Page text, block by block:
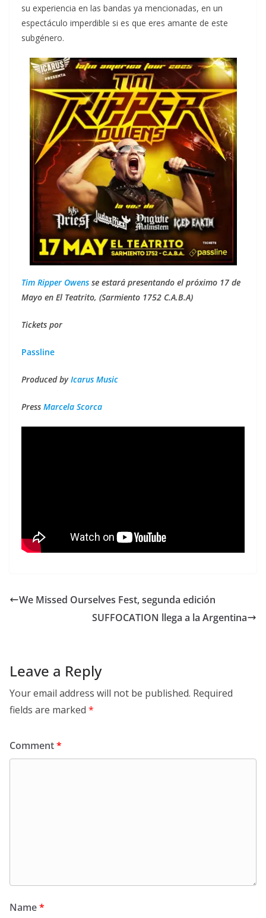
su experiencia en las bandas ya mencionadas, en un
espectáculo imperdible si es que eres amante de este
subgénero.
Tim Ripper Owens se estará presentando el próximo 17 de
Mayo en El Teatrito, (Sarmiento 1752 C.A.B.A)
Tickets por
Passline
Produced byIcarus Music
Press Marcela Scorca
We Missed Ourselves Fest, segunda edición
SUFFOCATION llega a la Argentina
Leave a Reply
Your email address will not be published. Required
fields are marked *
Comment*
Name*